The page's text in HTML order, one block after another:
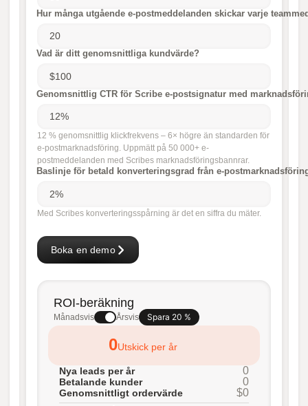
Hur många utgående e-postmeddelanden skickar varje
Vad är ditt genomsnittliga kundvärde?
Genomsnittlig CTR för Scribe e-postsignatur med
12 % genomsnittlig klickfrekvens – 6× högre än standarden för
e-postmarknadsföring. Uppmätt på 50 000+ e-
postmeddelanden med Scribes marknadsföringsbannrar.
Baslinje för betald konverteringsgrad från e-
Med Scribes konverteringsspårning är det en siffra du mäter.
ROI-beräkning
Månadsvis Årsvis Spara 20 %
0Utskick per år
Nya leads per år 0
Betalande kunder 0
Genomsnittligt ordervärde
$0
Boka en demo